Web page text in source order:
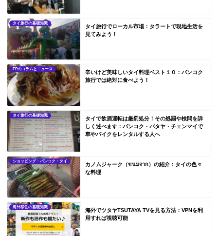
タイ旅行の基礎知識
タイ旅行でローカル市場：タラートで現地生活を
見てみよう！
FPのコラムとニュース
辛いけど美味しいタイ料理ベスト１０：バンコク
旅行では絶対に食べよう！
タイ旅行の基礎知識
タイで飲酒運転は厳罰処分！その処罰や検問を詳
しく述べます：バンコク・パタヤ・チェンマイで
車やバイクをレンタルする人へ
ショッピング・バンコク・タイ
カノムジャーク（ขนมจาก）の紹介：タイの色々
な料理
海外移住の基礎知識
海外でツタヤTSUTAYA TVを見る方法：VPNを利
用すれば視聴可能